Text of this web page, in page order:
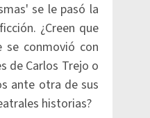
se le pasó la
¿Creen que
se conmovió con
de Carlos Trejo o
ante otra de sus
historias?